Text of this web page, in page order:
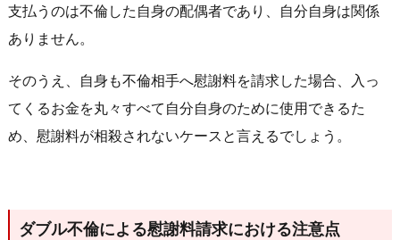
支払うのは不倫した自身の配偶者であり、自分自身は関係
ありません。
そのうえ、自身も不倫相手へ慰謝料を請求した場合、入っ
てくるお金を丸々すべて自分自身のために使用できるた
め、慰謝料が相殺されないケースと言えるでしょう。
ダブル不倫による慰謝料請求における注意点